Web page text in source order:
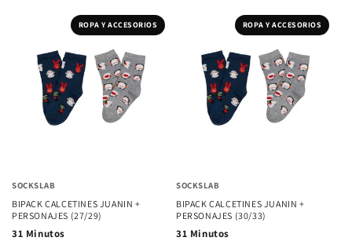
ROPA Y ACCESORIOS
SOCKSLAB
BIPACK CALCETINES JUANIN +
PERSONAJES (27/29)
31 Minutos
ROPA Y ACCESORIOS
SOCKSLAB
BIPACK CALCETINES JUANIN +
PERSONAJES (30/33)
31 Minutos